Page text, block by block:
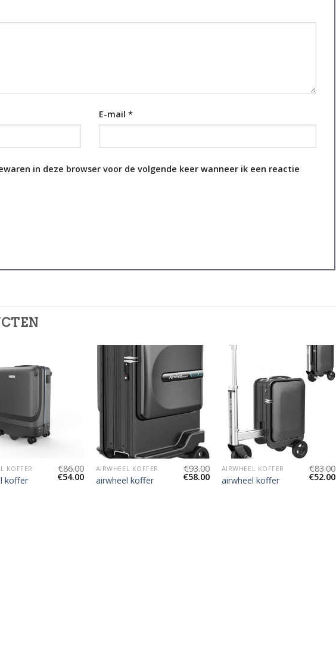
E-mail *
in deze browser voor de volgende keer wanneer ik een reactie
KOFFER
koffer
€86.00
€54.00
AIRWHEEL KOFFER
airwheel koffer
€93.00
€58.00
AIRWHEEL KOFFER
airwheel koffer
€83.00
€52.00